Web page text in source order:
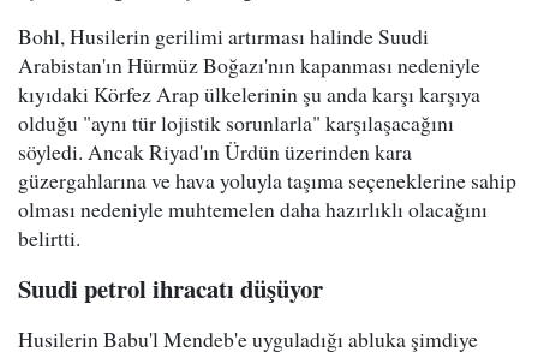
Bohl, Husilerin gerilimi artırması halinde Suudi
Arabistan'ın Hürmüz Boğazı'nın kapanması nedeniyle
kıyıdaki Körfez Arap ülkelerinin şu anda karşı karşıya
olduğu "aynı tür lojistik sorunlarla" karşılaşacağını
söyledi. Ancak Riyad'ın Ürdün üzerinden kara
güzergahlarına ve hava yoluyla taşıma seçeneklerine sahip
olması nedeniyle muhtemelen daha hazırlıklı olacağını
belirtti.
Suudi petrol ihracatı düşüyor
Husilerin Babu'l Mendeb'e uyguladığı abluka şimdiye